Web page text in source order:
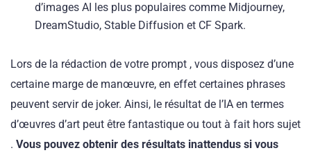
d’images AI les plus populaires comme Midjourney,
DreamStudio, Stable Diffusion et CF Spark.
Lors de la rédaction de votre prompt , vous disposez d’une
certaine marge de manœuvre, en effet certaines phrases
peuvent servir de joker. Ainsi, le résultat de l’IA en termes
d’œuvres d’art peut être fantastique ou tout à fait hors sujet
. Vous pouvez obtenir des résultats inattendus si vous